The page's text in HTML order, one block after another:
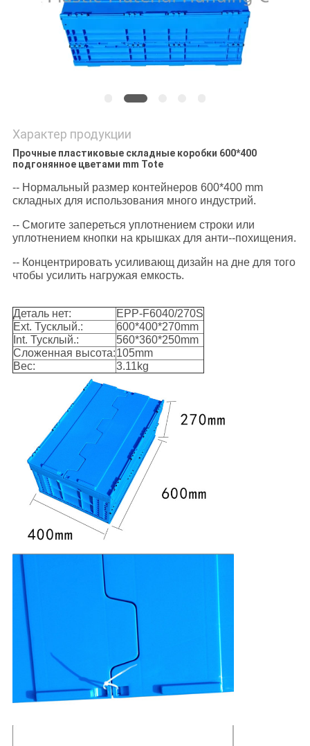
Характер продукции
Прочные пластиковые складные коробки 600*400
подгонянное цветами mm Tote
-- Нормальный размер контейнеров 600*400 mm
складных для использования много индустрий.
-- Смогите запереться уплотнением строки или
уплотнением кнопки на крышках для анти--похищения.
-- Концентрировать усиливающ дизайн на дне для того
чтобы усилить нагружая емкость.
Деталь нет:
EPP-F6040/270S
Ext. Тусклый.:
600*400*270mm
Int. Тусклый.:
560*360*250mm
Сложенная высота:105mm
Вес:
3.11kg